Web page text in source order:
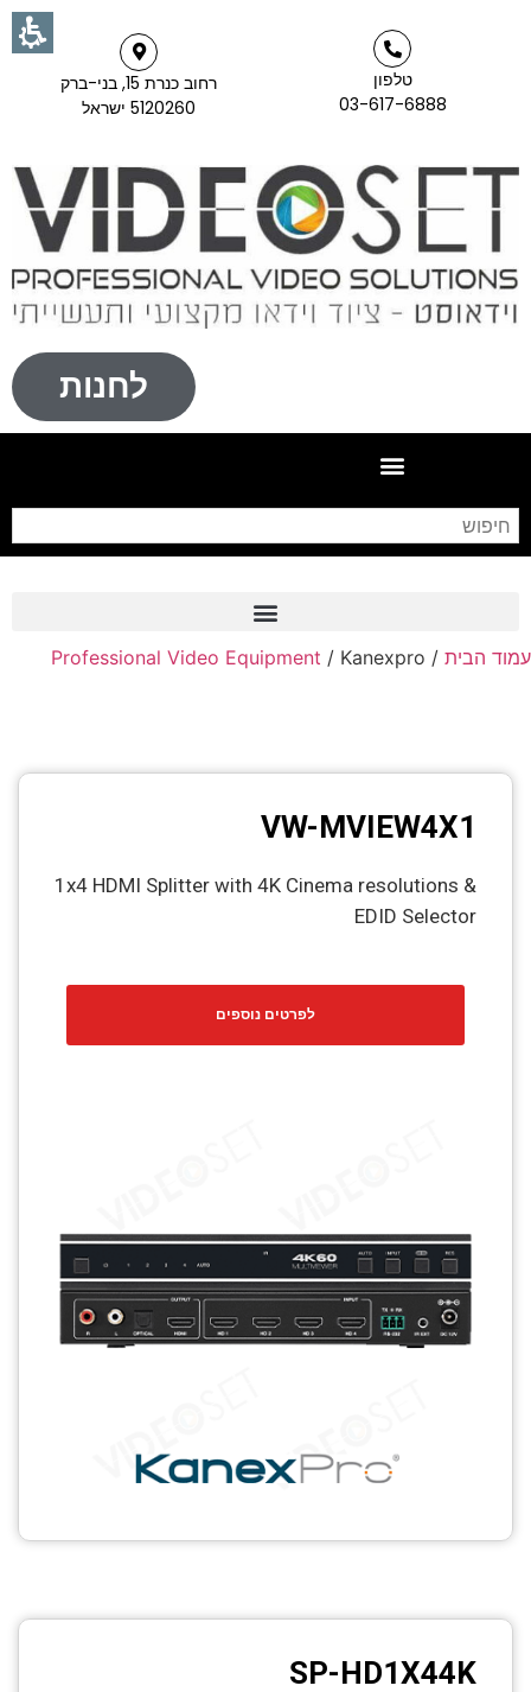
טלפון
03-617-6888
רחוב כנרת 15, בני-ברק
5120260 ישראל
לחנות
Frame Grabber
PTZ Confrence Camera
Professional Video Equipment
AV over IP
עמוד הבית /
Professional Video Equipment / Kanexpro
VW-MVIEW4X1
1x4 HDMI Splitter with 4K Cinema resolutions &
EDID Selector
לפרטים נוספים
SP-HD1X44K